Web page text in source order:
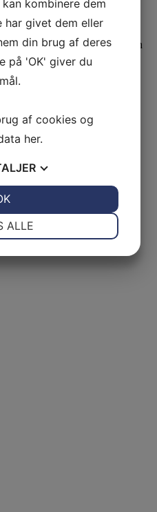
klub, og vi søgte i den
2011.
bevilgede klubben
stræben men med:
kombinere dem
har givet dem eller
din brug af deres
på 'OK' giver du
af cookies og
her.
ALLE